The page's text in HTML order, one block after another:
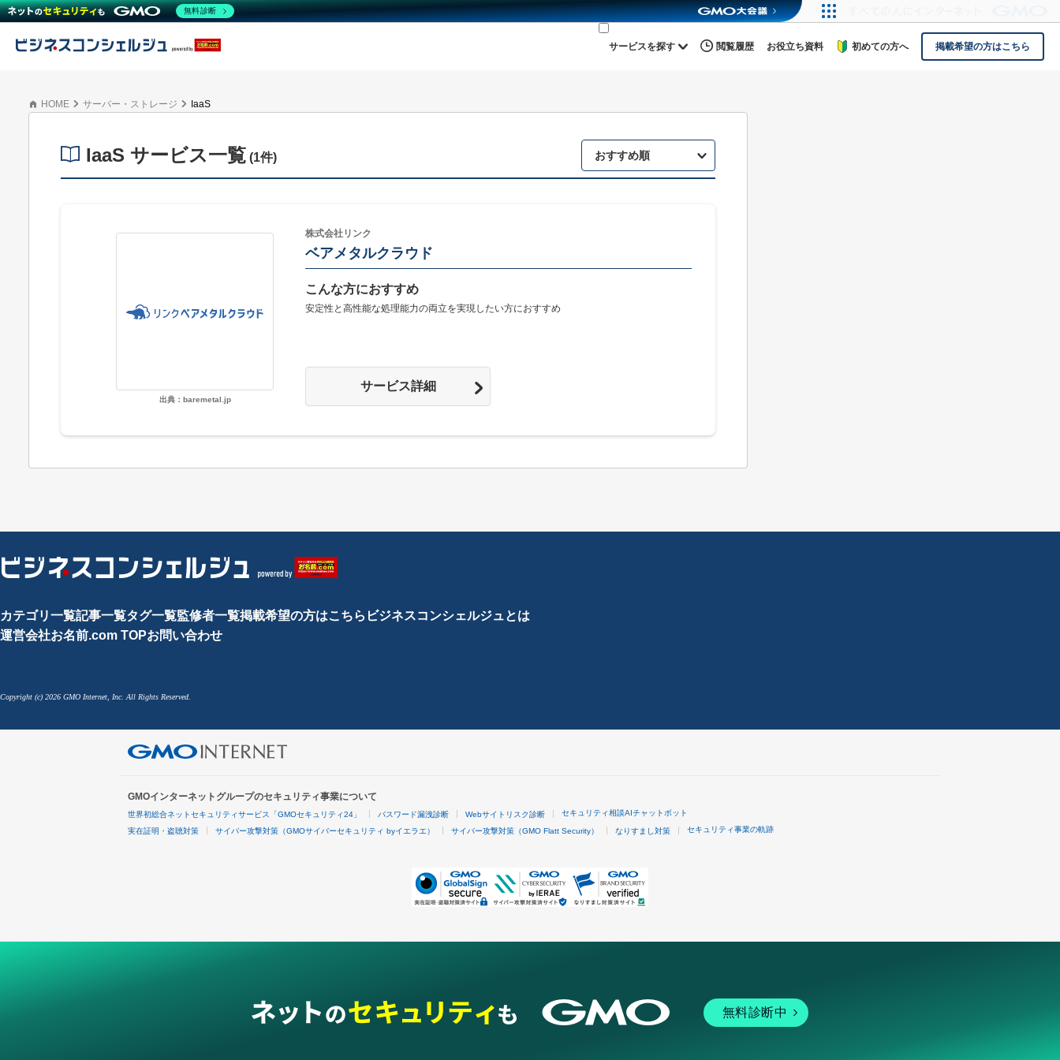
サービスを探す 閲覧履歴 お役立ち資料 初めての方へ 掲載希望の方はこちら
HOME サーバー・ストレージ IaaS
IaaS サービス一覧 (1件) おすすめ順
出典：baremetal.jp
株式会社リンク
ベアメタルクラウド
こんな方におすすめ
安定性と高性能な処理能力の両立を実現したい方におすすめ
サービス詳細
カテゴリ一覧記事一覧タグ一覧監修者一覧掲載希望の方はこちら ビジネスコンシェルジュとは
運営会社お名前.com TOPお問い合わせ
Copyright (c) 2026 GMO Internet, Inc. All Rights Reserved.
GMOインターネットグループのセキュリティ事業について
世界初総合ネットセキュリティサービス「GMOセキュリティ24」 パスワード漏洩診断 Webサイトリスク診断 セキュリティ相談AIチャットボット
実在証明・盗聴対策 サイバー攻撃対策（GMOサイバーセキュリティ byイエラエ） サイバー攻撃対策（GMO Flatt Security） なりすまし対策 セキュリティ事業の軌跡
無料診断中
無料診断